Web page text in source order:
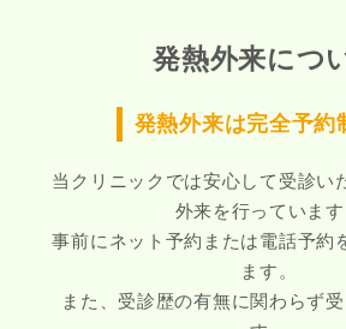
発熱外来につ
発熱外来は完全予約
当クリニックでは安心して受診い
外来を行っています
事前にネット予約または電話予約
ます。
また、受診歴の有無に関わらず